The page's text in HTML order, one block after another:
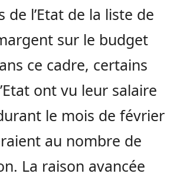
de l’Etat de la liste de
sur le budget
ce cadre, certains
ont vu leur salaire
le mois de février
au nombre de
La raison avancée